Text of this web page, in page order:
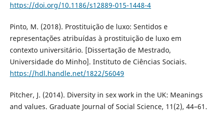
https://doi.org/10.1186/s12889-015-1448-4
Pinto, M. (2018). Prostituição de luxo: Sentidos e
representações atribuídas à prostituição de luxo em
contexto universitário. [Dissertação de Mestrado,
Universidade do Minho]. Instituto de Ciências Sociais.
https://hdl.handle.net/1822/56049
Pitcher, J. (2014). Diversity in sex work in the UK: Meanings
and values. Graduate Journal of Social Science, 11(2), 44–61.